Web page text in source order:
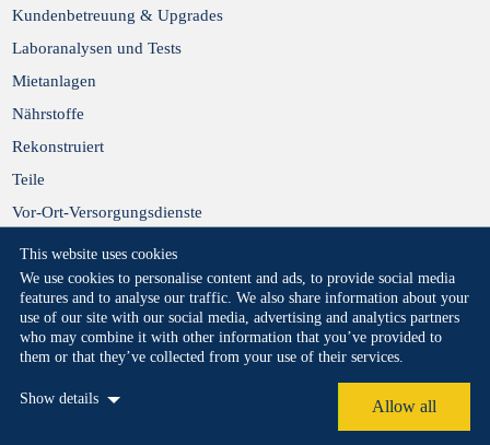
This website uses cookies
We use cookies to personalise content and ads, to provide social media
features and to analyse our traffic. We also share information about your
use of our site with our social media, advertising and analytics partners
who may combine it with other information that you’ve provided to
them or that they’ve collected from your use of their services.
Show details Allow all
Kundenbetreuung & Upgrades
Laboranalysen und Tests
Mietanlagen
Nährstoffe
Rekonstruiert
Teile
Vor-Ort-Versorgungsdienste
Privacy Statement Cookie Policy
Copyright 2026 © All rights reserved.